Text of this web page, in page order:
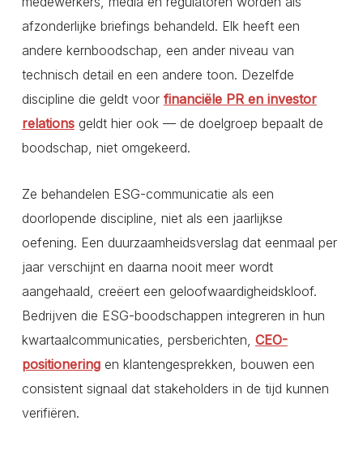
afzonderlijke briefings behandeld. Elk heeft een
andere kernboodschap, een ander niveau van
technisch detail en een andere toon. Dezelfde
discipline die geldt voor financiële PR en investor
relationsgeldt hier ook — de doelgroep bepaalt de
boodschap, niet omgekeerd.
Ze behandelen ESG-communicatie als een
doorlopende discipline, niet als een jaarlijkse
oefening. Een duurzaamheidsverslag dat eenmaal per
jaar verschijnt en daarna nooit meer wordt
aangehaald, creëert een geloofwaardigheidskloof.
Bedrijven die ESG-boodschappen integreren in hun
kwartaalcommunicaties, persberichten, CEO-
positioneringen klantengesprekken, bouwen een
consistent signaal dat stakeholders in de tijd kunnen
verifiëren.